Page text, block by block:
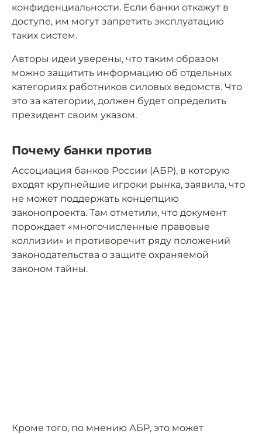
конфиденциальности. Если банки откажут в
доступе, им могут запретить эксплуатацию
таких систем.
Авторы идеи уверены, что таким образом
можно защитить информацию об отдельных
категориях работников силовых ведомств. Что
это за категории, должен будет определить
президент своим указом.
Почему банки против
Ассоциация банков России (АБР), в которую
входят крупнейшие игроки рынка, заявила, что
не может поддержать концепцию
законопроекта. Там отметили, что документ
порождает «многочисленные правовые
коллизии» и противоречит ряду положений
законодательства о защите охраняемой
законом тайны.
Кроме того, по мнению АБР, это может